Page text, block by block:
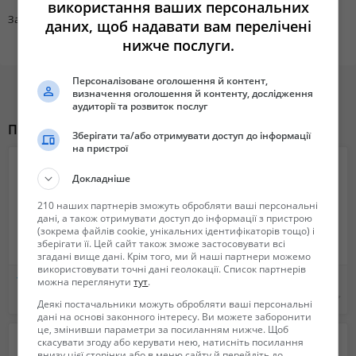
24/7 поможет разобраться в любой рабочей ситуации. Ребята,
приходите, будем рады.
Заполните анкету водителя на сайте https://916.com.ua/for-drivers/ и
10 ; (093)974-27 -79.
Зарплата
Похожие объявления
28 000 грн. 33 000 грн.
використання ваших персональних
даних, щоб надавати вам перелічені
нижче послуги.
Персоналізоване оголошення й контент,
визначення оголошення й контенту, дослідження
аудиторії та розвиток послуг
Зберігати та/або отримувати доступ до інформації
на пристрої
Докладніше
210 наших партнерів зможуть обробляти ваші персональні
дані, а також отримувати доступ до інформації з пристрою
(зокрема файлів cookie, унікальних ідентифікаторів тощо) і
зберігати її. Цей сайт також зможе застосовувати всі
згадані вище дані. Крім того, ми й наші партнери можемо
використовувати точні дані геолокації. Список партнерів
можна переглянутитут.
Деякі постачальники можуть обробляти ваші персональні
дані на основі законного інтересу. Ви можете заборонити
це, змінивши параметри за посиланням нижче. Щоб
скасувати згоду або керувати нею, натисніть посилання